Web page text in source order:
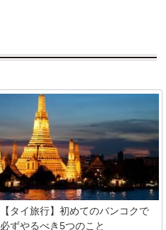
【タイ旅行】初めてのバンコクで
必ずやるべき5つのこと